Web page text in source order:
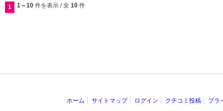
1 1～10 件を表示 / 全 10 件
ホーム サイトマップ ログイン クチコミ投稿 プラ